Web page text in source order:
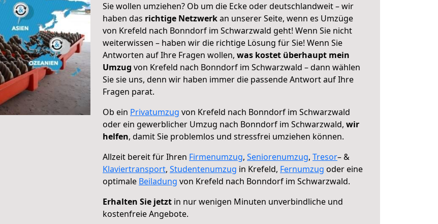
Sie wollen umziehen? Ob um die Ecke oder deutschlandweit – wir
haben das richtige Netzwerkan unserer Seite, wenn es Umzüge
von Krefeld nach Bonndorf im Schwarzwald geht! Wenn Sie nicht
weiterwissen – haben wir die richtige Lösung für Sie! Wenn Sie
Antworten auf Ihre Fragen wollen, was kostet überhaupt mein
Umzug von Krefeld nach Bonndorf im Schwarzwald – dann wählen
Sie sie uns, denn wir haben immer die passende Antwort auf Ihre
Fragen parat.
Ob ein Privatumzug von Krefeld nach Bonndorf im Schwarzwald
oder ein gewerblicher Umzug nach Bonndorf im Schwarzwald, wir
helfen, damit Sie problemlos und stressfrei umziehen können.
Allzeit bereit für Ihren Firmenumzug, Seniorenumzug, Tresor– &
Klaviertransport, Studentenumzug in Krefeld, Fernumzug oder eine
optimale Beiladung von Krefeld nach Bonndorf im Schwarzwald.
Erhalten Sie jetzt in nur wenigen Minuten unverbindliche und
kostenfreie Angebote.